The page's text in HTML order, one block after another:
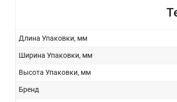
Длина Упаковки, мм
Ширина Упаковки, мм
Высота Упаковки, мм
Бренд